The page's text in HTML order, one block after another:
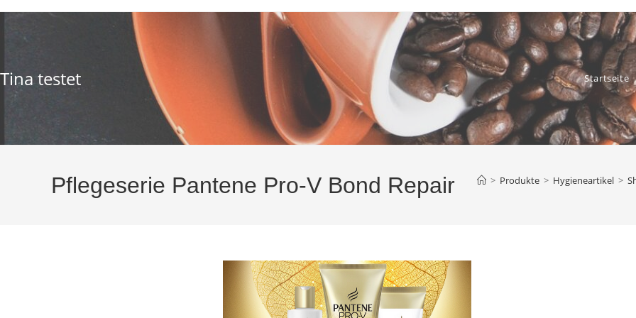
springen
Tina testet Startseite
Pflegeserie Pantene Pro-V Bond Repair > Produkte > Hygieneartikel >